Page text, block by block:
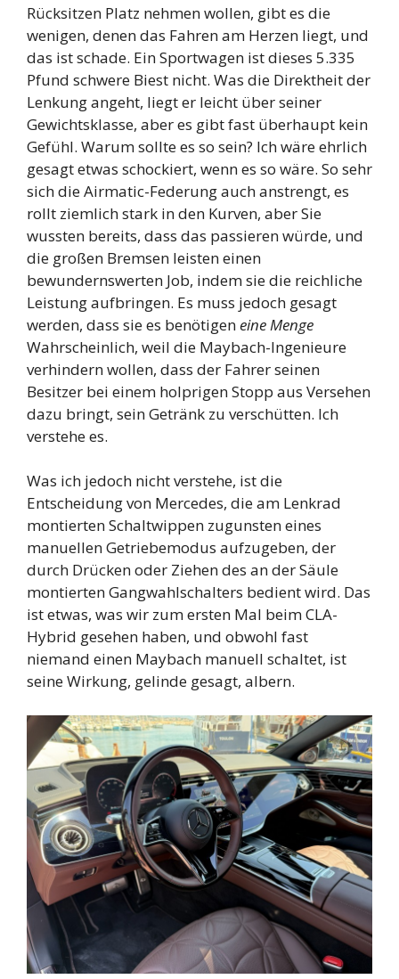
Rücksitzen Platz nehmen wollen, gibt es die
wenigen, denen das Fahren am Herzen liegt, und
das ist schade. Ein Sportwagen ist dieses 5.335
Pfund schwere Biest nicht. Was die Direktheit der
Lenkung angeht, liegt er leicht über seiner
Gewichtsklasse, aber es gibt fast überhaupt kein
Gefühl. Warum sollte es so sein? Ich wäre ehrlich
gesagt etwas schockiert, wenn es so wäre. So sehr
sich die Airmatic-Federung auch anstrengt, es
rollt ziemlich stark in den Kurven, aber Sie
wussten bereits, dass das passieren würde, und
die großen Bremsen leisten einen
bewundernswerten Job, indem sie die reichliche
Leistung aufbringen. Es muss jedoch gesagt
werden, dass sie es benötigeneine Menge
Wahrscheinlich, weil die Maybach-Ingenieure
verhindern wollen, dass der Fahrer seinen
Besitzer bei einem holprigen Stopp aus Versehen
dazu bringt, sein Getränk zu verschütten. Ich
verstehe es.
Was ich jedoch nicht verstehe, ist die
Entscheidung von Mercedes, die am Lenkrad
montierten Schaltwippen zugunsten eines
manuellen Getriebemodus aufzugeben, der
durch Drücken oder Ziehen des an der Säule
montierten Gangwahlschalters bedient wird. Das
ist etwas, was wir zum ersten Mal beim CLA-
Hybrid gesehen haben, und obwohl fast
niemand einen Maybach manuell schaltet, ist
seine Wirkung, gelinde gesagt, albern.